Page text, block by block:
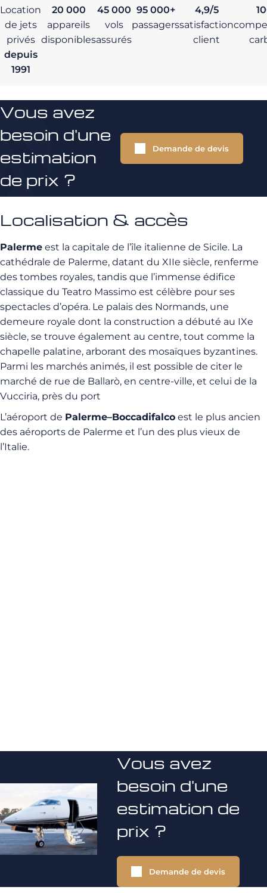
Location
de jets
privés
depuis
1991
20 000
appareils
disponibles
45 000
vols
assurés
95 000+
passagers
4,9/5
satisfaction
client
Vous avez
besoin d'une
estimation
de prix ?
Demande de devis
Localisation & accès
Palerme est la capitale de l’île italienne de Sicile. La
cathédrale de Palerme, datant du XIIe siècle, renferme
des tombes royales, tandis que l’immense édifice
classique du Teatro Massimo est célèbre pour ses
spectacles d’opéra. Le palais des Normands, une
demeure royale dont la construction a débuté au IXe
siècle, se trouve également au centre, tout comme la
chapelle palatine, arborant des mosaïques byzantines.
Parmi les marchés animés, il est possible de citer le
marché de rue de Ballarò, en centre-ville, et celui de la
Vucciria, près du port
L’aéroport de Palerme–Boccadifalco est le plus ancien
des aéroports de Palerme et l’un des plus vieux de
l’Italie.
Vous avez
besoin d'une
estimation de
prix ?
Demande de devis